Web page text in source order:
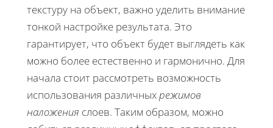
текстуру на объект, важно уделить внимание
тонкой настройке результата. Это
гарантирует, что объект будет выглядеть как
можно более естественно и гармонично. Для
начала стоит рассмотреть возможность
использования различныхрежимов
наложения слоев. Таким образом, можно